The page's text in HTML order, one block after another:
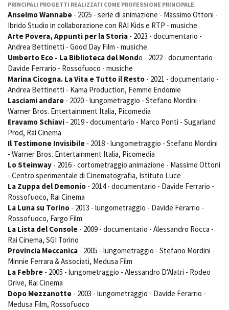
SERVIZI
Servizi generali
Location scouting
Spazi nella sede FCTP
Sala Casting
Sala Paolo Tenna
FILM FUNDS
Piemonte Film Tv Fund
Piemonte Film Tv
Development Fund
Piemonte Doc Film Fund
Short Film Fund
PRODUCTION GUIDE
Società di produzione
Strutture di servizio
Professionisti
Attrici-Attori
Beginners
LOCATION GUIDE
FILM DATABASE
AWARDS
International Film Festival
Rotterdam
Berlinale Internationalen
Filmfestspiele Berlin
Festival de Cannes
Biografilm Festival - Bio to B
Industry Days
Locarno Film Festival
Mostra Internazionale d’Arte
Cinematografica Venezia
Festival
Festa del Cinema di Roma
Torino Film Festival
David di Donatello
Nastri d’Argento
STRUMENTI
profilo
Location - Nuovo utente
Newsletter
Stage - Tirocini - Scuola e
PRINCIPALI PROGETTI REALIZZATI COME PROFESSIONE PRINCIPALE
Anselmo Wannabe - 2025 - serie di animazione - Massimo Ottoni -
Ibrido Studio in collaborazione con RAI Kids e RTP - musiche
Arte Povera, Appunti per la Storia - 2023 - documentario -
Andrea Bettinetti - Good Day Film - musiche
Umberto Eco - La Biblioteca del Mondo - 2022 - documentario -
Davide Ferrario - Rossofuoco - musiche
Marina Cicogna. La Vita e Tutto il Resto - 2021 - documentario -
Andrea Bettinetti - Kama Production, Femme Endomie
Lasciami andare - 2020 - lungometraggio - Stefano Mordini -
Warner Bros. Entertainment Italia, Picomedia
Eravamo Schiavi - 2019 - documentario - Marco Ponti - Sugarland
Prod, Rai Cinema
Il Testimone Invisibile - 2018 - lungometraggio - Stefano Mordini
- Warner Bros. Entertainment Italia, Picomedia
Lo Steinway - 2016 - cortometraggio animazione - Massimo Ottoni
- Centro sperimentale di Cinematografia, Istituto Luce
La Zuppa del Demonio - 2014 - documentario - Davide Ferrario -
Rossofuoco, Rai Cinema
La Luna su Torino - 2013 - lungometraggio - Davide Ferarrio -
Rossofuoco, Fargo Film
La Lista del Console - 2009 - documentario - Alessandro Rocca -
Rai Cinema, SGI Torino
Provincia Meccanica - 2005 - lungometraggio - Stefano Mordini -
Minnie Ferrara & Associati, Medusa Film
La Febbre - 2005 - lungometraggio - Alessandro D'Alatri - Rodeo
Drive, Rai Cinema
Dopo Mezzanotte - 2003 - lungometraggio - Davide Ferarrio -
Medusa Film, Rossofuoco